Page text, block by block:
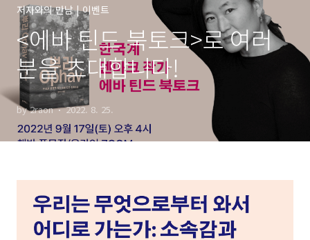
저자와의 만남 | 이벤트
<에바 틴드 북토크>로 여러
분을 초대합니다!
by 2raon 2022. 8. 25.